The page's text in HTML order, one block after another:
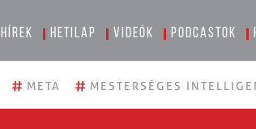
Hírek Hetilap Videók Podcastok
# META # MESTERSÉGES